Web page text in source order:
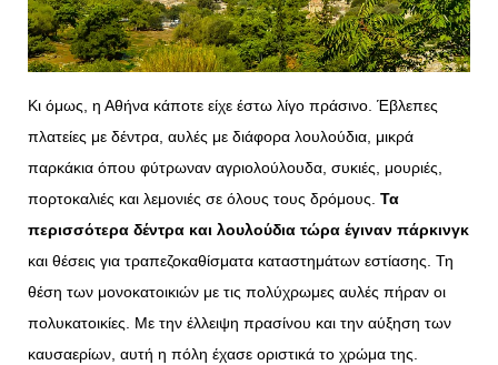
Κι όμως, η Αθήνα κάποτε είχε έστω λίγο πράσινο. Έβλεπες
πλατείες με δέντρα, αυλές με διάφορα λουλούδια, μικρά
παρκάκια όπου φύτρωναν αγριολούλουδα, συκιές, μουριές,
πορτοκαλιές και λεμονιές σε όλους τους δρόμους. Τα
περισσότερα δέντρα και λουλούδια τώρα έγιναν πάρκινγκ
και θέσεις για τραπεζοκαθίσματα καταστημάτων εστίασης. Τη
θέση των μονοκατοικιών με τις πολύχρωμες αυλές πήραν οι
πολυκατοικίες. Με την έλλειψη πρασίνου και την αύξηση των
καυσαερίων, αυτή η πόλη έχασε οριστικά το χρώμα της.